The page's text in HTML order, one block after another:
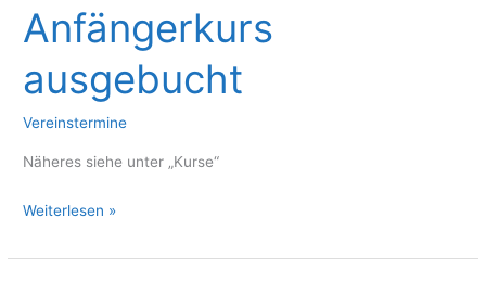
Anfängerkurs
ausgebucht
Vereinstermine
Näheres siehe unter „Kurse“
Anfängerkurs
Weiterlesen »